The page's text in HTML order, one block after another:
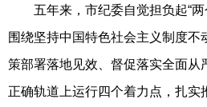
五年来，市纪委自觉担负起“两
围绕坚持中国特色社会主义制度不
策部署落地见效、督促落实全面从
正确轨道上运行四个着力点，扎实